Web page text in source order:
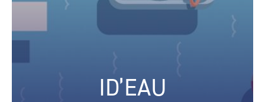
ID’EAU